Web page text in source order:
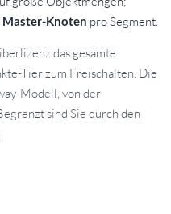
Master-Knoten pro Segment.
das gesamte
Tier zum Freischalten. Die
Modell, von der
sind Sie durch den